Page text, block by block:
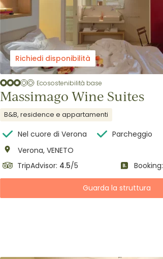
Richiedi disponibilità
Ecosostenibilità base
Massimago Wine Suites
B&B, residence e appartamenti
Nel cuore di Verona
Parcheggio
Verona, VENETO
TripAdvisor: 4.5/5 Booking:
Guarda la struttura